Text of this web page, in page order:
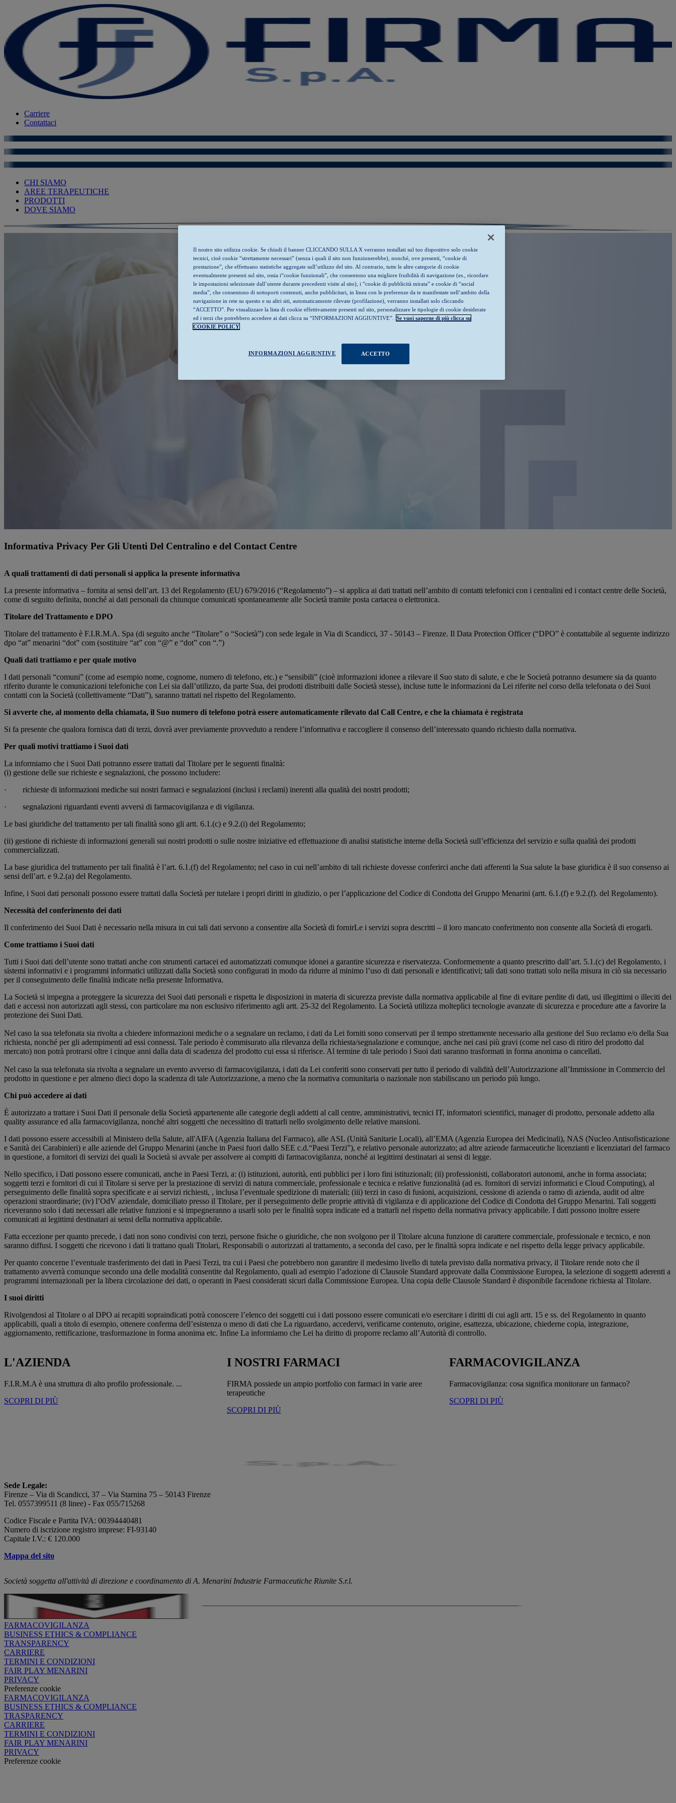
Carriere
Contattaci
CHI SIAMO
AREE TERAPEUTICHE
PRODOTTI
DOVE SIAMO
Informativa Privacy Per Gli Utenti Del Centralino e del Contact Centre
A quali trattamenti di dati personali si applica la presente informativa
La presente informativa – fornita ai sensi dell’art. 13 del Regolamento (EU) 679/2016 (“Regolamento”) – si applica ai dati trattati nell’ambito di contatti telefonici con i centralini ed i contact centre delle Società,
come di seguito definita, nonché ai dati personali da chiunque comunicati spontaneamente alle Società tramite posta cartacea o elettronica.
Titolare del Trattamento e DPO
Titolare del trattamento è F.I.R.M.A. Spa (di seguito anche “Titolare” o “Società”) con sede legale in Via di Scandicci, 37 - 50143 – Firenze. Il Data Protection Officer (“DPO” è contattabile al seguente indirizzo
dpo “at” menarini “dot” com (sostituire “at” con “@” e “dot” con “.”)
Quali dati trattiamo e per quale motivo
I dati personali “comuni” (come ad esempio nome, cognome, numero di telefono, etc.) e “sensibili” (cioè informazioni idonee a rilevare il Suo stato di salute, e che le Società potranno desumere sia da quanto
riferito durante le comunicazioni telefoniche con Lei sia dall’utilizzo, da parte Sua, dei prodotti distribuiti dalle Società stesse), incluse tutte le informazioni da Lei riferite nel corso della telefonata o dei Suoi
contatti con la Società (collettivamente “Dati”), saranno trattati nel rispetto del Regolamento.
Si avverte che, al momento della chiamata, il Suo numero di telefono potrà essere automaticamente rilevato dal Call Centre, e che la chiamata è registrata
Si fa presente che qualora fornisca dati di terzi, dovrà aver previamente provveduto a rendere l’informativa e raccogliere il consenso dell’interessato quando richiesto dalla normativa.
Per quali motivi trattiamo i Suoi dati
La informiamo che i Suoi Dati potranno essere trattati dal Titolare per le seguenti finalità:
(i) gestione delle sue richieste e segnalazioni, che possono includere:
· richieste di informazioni mediche sui nostri farmaci e segnalazioni (inclusi i reclami) inerenti alla qualità dei nostri prodotti;
· segnalazioni riguardanti eventi avversi di farmacovigilanza e di vigilanza.
Le basi giuridiche del trattamento per tali finalità sono gli artt. 6.1.(c) e 9.2.(i) del Regolamento;
(ii) gestione di richieste di informazioni generali sui nostri prodotti o sulle nostre iniziative ed effettuazione di analisi statistiche interne della Società sull’efficienza del servizio e sulla qualità dei prodotti
commercializzati.
La base giuridica del trattamento per tali finalità è l’art. 6.1.(f) del Regolamento; nel caso in cui nell’ambito di tali richieste dovesse conferirci anche dati afferenti la Sua salute la base giuridica è il suo consenso ai
sensi dell’art. e 9.2.(a) del Regolamento.
Infine, i Suoi dati personali possono essere trattati dalla Società per tutelare i propri diritti in giudizio, o per l’applicazione del Codice di Condotta del Gruppo Menarini (artt. 6.1.(f) e 9.2.(f). del Regolamento).
Necessità del conferimento dei dati
Il conferimento dei Suoi Dati è necessario nella misura in cui tali dati servono a consentire alla Società di fornirLe i servizi sopra descritti – il loro mancato conferimento non consente alla Società di erogarli.
Come trattiamo i Suoi dati
Tutti i Suoi dati dell’utente sono trattati anche con strumenti cartacei ed automatizzati comunque idonei a garantire sicurezza e riservatezza. Conformemente a quanto prescritto dall’art. 5.1.(c) del Regolamento, i
sistemi informativi e i programmi informatici utilizzati dalla Società sono configurati in modo da ridurre al minimo l’uso di dati personali e identificativi; tali dati sono trattati solo nella misura in ciò sia necessario
per il conseguimento delle finalità indicate nella presente Informativa.
La Società si impegna a proteggere la sicurezza dei Suoi dati personali e rispetta le disposizioni in materia di sicurezza previste dalla normativa applicabile al fine di evitare perdite di dati, usi illegittimi o illeciti dei
dati e accessi non autorizzati agli stessi, con particolare ma non esclusivo riferimento agli artt. 25-32 del Regolamento. La Società utilizza molteplici tecnologie avanzate di sicurezza e procedure atte a favorire la
protezione dei Suoi Dati.
Nel caso la sua telefonata sia rivolta a chiedere informazioni mediche o a segnalare un reclamo, i dati da Lei forniti sono conservati per il tempo strettamente necessario alla gestione del Suo reclamo e/o della Sua
richiesta, nonché per gli adempimenti ad essi connessi. Tale periodo è commisurato alla rilevanza della richiesta/segnalazione e comunque, anche nei casi più gravi (come nel caso di ritiro del prodotto dal
mercato) non potrà protrarsi oltre i cinque anni dalla data di scadenza del prodotto cui essa si riferisce. Al termine di tale periodo i Suoi dati saranno trasformati in forma anonima o cancellati.
Nel caso la sua telefonata sia rivolta a segnalare un evento avverso di farmacovigilanza, i dati da Lei conferiti sono conservati per tutto il periodo di validità dell’Autorizzazione all’Immissione in Commercio del
prodotto in questione e per almeno dieci dopo la scadenza di tale Autorizzazione, a meno che la normativa comunitaria o nazionale non stabiliscano un periodo più lungo.
Chi può accedere ai dati
È autorizzato a trattare i Suoi Dati il personale della Società appartenente alle categorie degli addetti al call centre, amministrativi, tecnici IT, informatori scientifici, manager di prodotto, personale addetto alla
quality assurance ed alla farmacovigilanza, nonché altri soggetti che necessitino di trattarli nello svolgimento delle relative mansioni.
I dati possono essere accessibili al Ministero della Salute, all'AIFA (Agenzia Italiana del Farmaco), alle ASL (Unità Sanitarie Locali), all’EMA (Agenzia Europea dei Medicinali), NAS (Nucleo Antisofisticazione
e Sanità dei Carabinieri) e alle aziende del Gruppo Menarini (anche in Paesi fuori dallo SEE c.d.“Paesi Terzi”), e relativo personale autorizzato; ad altre aziende farmaceutiche licenzianti e licenziatari del farmaco
in questione, a fornitori di servizi dei quali la Società si avvale per assolvere ai compiti di farmacovigilanza, nonché ai legittimi destinatari ai sensi di legge.
Nello specifico, i Dati possono essere comunicati, anche in Paesi Terzi, a: (i) istituzioni, autorità, enti pubblici per i loro fini istituzionali; (ii) professionisti, collaboratori autonomi, anche in forma associata;
soggetti terzi e fornitori di cui il Titolare si serve per la prestazione di servizi di natura commerciale, professionale e tecnica e relative funzionalità (ad es. fornitori di servizi informatici e Cloud Computing), al
perseguimento delle finalità sopra specificate e ai servizi richiesti, , inclusa l’eventuale spedizione di materiali; (iii) terzi in caso di fusioni, acquisizioni, cessione di azienda o ramo di azienda, audit od altre
operazioni straordinarie; (iv) l’OdV aziendale, domiciliato presso il Titolare, per il perseguimento delle proprie attività di vigilanza e di applicazione del Codice di Condotta del Gruppo Menarini. Tali soggetti
riceveranno solo i dati necessari alle relative funzioni e si impegneranno a usarli solo per le finalità sopra indicate ed a trattarli nel rispetto della normativa privacy applicabile. I dati possono inoltre essere
comunicati ai legittimi destinatari ai sensi della normativa applicabile.
Fatta eccezione per quanto precede, i dati non sono condivisi con terzi, persone fisiche o giuridiche, che non svolgono per il Titolare alcuna funzione di carattere commerciale, professionale e tecnico, e non
saranno diffusi. I soggetti che ricevono i dati li trattano quali Titolari, Responsabili o autorizzati al trattamento, a seconda del caso, per le finalità sopra indicate e nel rispetto della legge privacy applicabile.
Per quanto concerne l’eventuale trasferimento dei dati in Paesi Terzi, tra cui i Paesi che potrebbero non garantire il medesimo livello di tutela previsto dalla normativa privacy, il Titolare rende noto che il
trattamento avverrà comunque secondo una delle modalità consentite dal Regolamento, quali ad esempio l’adozione di Clausole Standard approvate dalla Commissione Europea, la selezione di soggetti aderenti a
programmi internazionali per la libera circolazione dei dati, o operanti in Paesi considerati sicuri dalla Commissione Europea. Una copia delle Clausole Standard è disponibile facendone richiesta al Titolare.
I suoi diritti
Rivolgendosi al Titolare o al DPO ai recapiti sopraindicati potrà conoscere l’elenco dei soggetti cui i dati possono essere comunicati e/o esercitare i diritti di cui agli artt. 15 e ss. del Regolamento in quanto
applicabili, quali a titolo di esempio, ottenere conferma dell’esistenza o meno di dati che La riguardano, accedervi, verificarne contenuto, origine, esattezza, ubicazione, chiederne copia, integrazione,
aggiornamento, rettificazione, trasformazione in forma anonima etc. Infine La informiamo che Lei ha diritto di proporre reclamo all’Autorità di controllo.
L'AZIENDA
F.I.R.M.A è una struttura di alto profilo professionale. ...
SCOPRI DI PIÙ
I NOSTRI FARMACI
FIRMA possiede un ampio portfolio con farmaci in varie aree
terapeutiche
SCOPRI DI PIÙ
FARMACOVIGILANZA
Farmacovigilanza: cosa significa monitorare un farmaco?
SCOPRI DI PIÙ
Sede Legale:
Firenze – Via di Scandicci, 37 – Via Starnina 75 – 50143 Firenze
Tel. 0557399511 (8 linee) - Fax 055/715268
Codice Fiscale e Partita IVA: 00394440481
Numero di iscrizione registro imprese: FI-93140
Capitale I.V.: € 120.000
Mappa del sito
Società soggetta all'attività di direzione e coordinamento di A. Menarini Industrie Farmaceutiche Riunite S.r.l.
FARMACOVIGILANZA
BUSINESS ETHICS & COMPLIANCE
TRANSPARENCY
CARRIERE
TERMINI E CONDIZIONI
FAIR PLAY MENARINI
PRIVACY
Preferenze cookie
FARMACOVIGILANZA
BUSINESS ETHICS & COMPLIANCE
TRASPARENCY
CARRIERE
TERMINI E CONDIZIONI
FAIR PLAY MENARINI
PRIVACY
Preferenze cookie
Il nostro sito utilizza cookie. Se chiudi il banner CLICCANDO SULLA X verranno installati sul tuo dispositivo solo cookie
tecnici, cioè cookie “strettamente necessari” (senza i quali il sito non funzionerebbe), nonché, ove presenti, “cookie di
prestazione”, che effettuano statistiche aggregate sull’utilizzo del sito. Al contrario, tutte le altre categorie di cookie
eventualmente presenti sul sito, ossia i“cookie funzionali”, che consentono una migliore fruibilità di navigazione (es., ricordare
le impostazioni selezionate dall’utente durante precedenti visite al sito), i “cookie di pubblicità mirata” e cookie di “social
media”, che consentono di sottoporti contenuti, anche pubblicitari, in linea con le preferenze da te manifestate nell‘ambito della
navigazione in rete su questo e su altri siti, automaticamente rilevate (profilazione), verranno installati solo cliccando
“ACCETTO”. Per visualizzare la lista di cookie effettivamente presenti sul sito, personalizzare le tipologie di cookie desiderate
ed i terzi che potrebbero accedere ai dati clicca su “INFORMAZIONI AGGIUNTIVE”.
Se vuoi saperne di più clicca su
COOKIE POLICY
INFORMAZIONI AGGIUNTIVE ACCETTO